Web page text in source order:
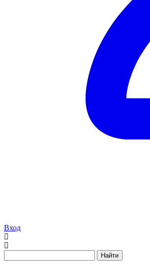
Вход
Найти